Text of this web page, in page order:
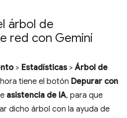
árbol de
red con Gemini
> Estadísticas>Árbol de
tiene el botón Depurar con
asistencia de IA, para que
dicho árbol con la ayuda de